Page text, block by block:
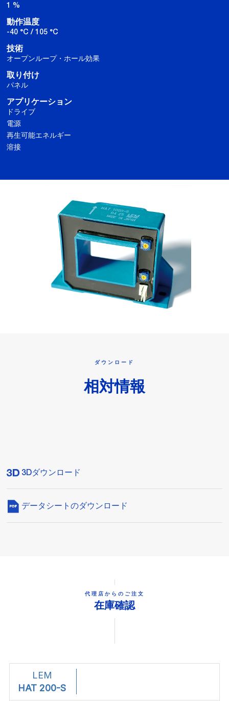
1 %
動作温度
-40 °C / 105 °C
技術
オープンループ・ホール効果
取り付け
パネル
アプリケーション
ドライブ
電源
再生可能エネルギー
溶接
ダウンロード
相対情報
3Dダウンロード
データシートのダウンロード
代理店からのご注文
在庫確認